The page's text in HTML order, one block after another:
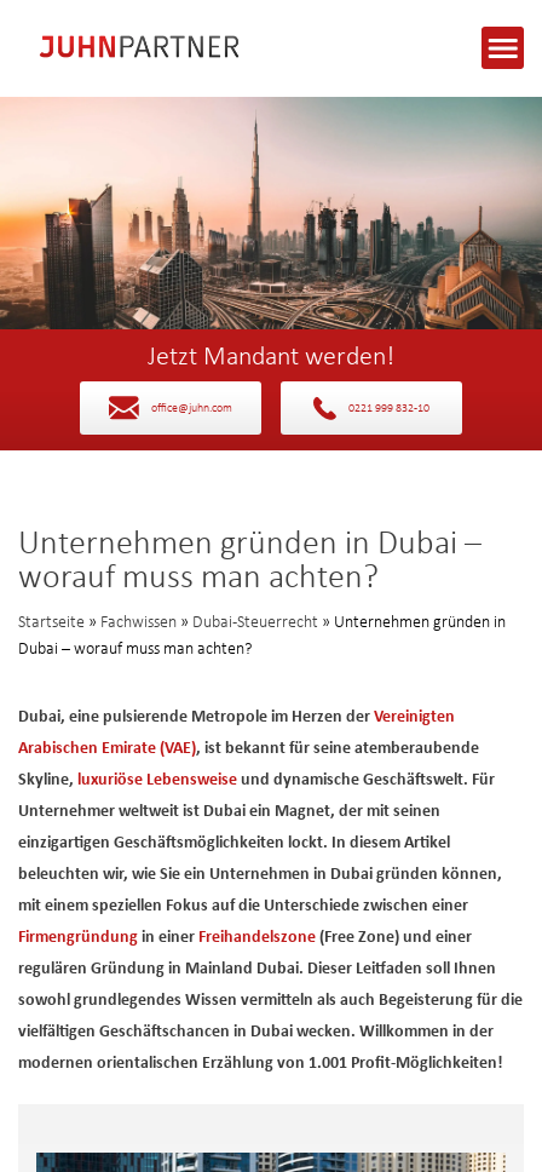
Jetzt Mandant werden!
office@juhn.com 0221 999 832-10
Unternehmen gründen in Dubai –
worauf muss man achten?
Startseite » Fachwissen » Dubai-Steuerrecht » Unternehmen gründen in
Dubai – worauf muss man achten?
Dubai, eine pulsierende Metropole im Herzen der Vereinigten
Arabischen Emirate (VAE), ist bekannt für seine atemberaubende
Skyline, luxuriöse Lebensweise und dynamische Geschäftswelt. Für
Unternehmer weltweit ist Dubai ein Magnet, der mit seinen
einzigartigen Geschäftsmöglichkeiten lockt. In diesem Artikel
beleuchten wir, wie Sie ein Unternehmen in Dubai gründen können,
mit einem speziellen Fokus auf die Unterschiede zwischen einer
Firmengründung in einer Freihandelszone (Free Zone) und einer
regulären Gründung in Mainland Dubai. Dieser Leitfaden soll Ihnen
sowohl grundlegendes Wissen vermitteln als auch Begeisterung für die
vielfältigen Geschäftschancen in Dubai wecken. Willkommen in der
modernen orientalischen Erzählung von 1.001 Profit-Möglichkeiten!